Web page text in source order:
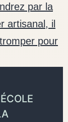
par la
artisanal, il
pour